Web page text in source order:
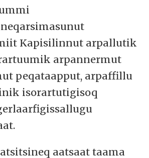
Kapisilinnut arpallutik
arpannermut
peqataapput, arpaffillu
isorartutigisoq
aatsaat taama